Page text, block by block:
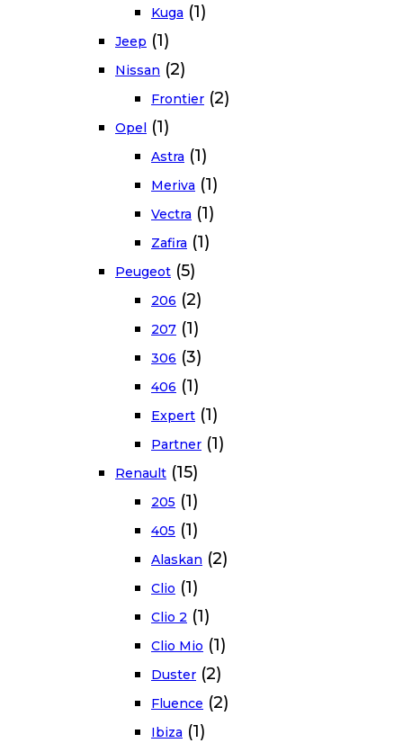
Kuga (1)
Jeep (1)
Nissan (2)
Frontier (2)
Opel (1)
Astra (1)
Meriva (1)
Vectra (1)
Zafira (1)
Peugeot (5)
206 (2)
207 (1)
306 (3)
406 (1)
Expert (1)
Partner (1)
Renault (15)
205 (1)
405 (1)
Alaskan (2)
Clio (1)
Clio 2 (1)
Clio Mio (1)
Duster (2)
Fluence (2)
Ibiza (1)